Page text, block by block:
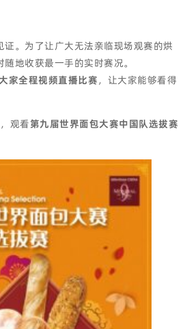
。为了让广大无法亲临现场观赛的烘
地收获最一手的实时赛况。
家全程视频直播比赛，让大家能够看得
观看第九届世界面包大赛中国队选拔赛